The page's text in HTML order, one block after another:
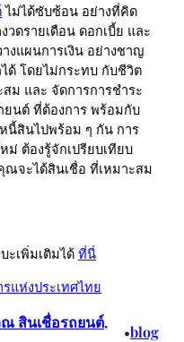
ไม่ได้ซับซ้อน อย่างที่คิด
ดรายเดือน ดอกเบี้ย และ
งแผนการเงิน อย่างชาญ
ด้ โดยไม่กระทบ กับชีวิต
ม และ จัดการการชำระ
ยนต์ ที่ต้องการ พร้อมกับ
นี้สินไปพร้อม ๆ กัน การ
ต้องรู้จักเปรียบเทียบ
จะได้สินเชื่อ ที่เหมาะสม
ะเพิ่มเติมได้ ที่นี่
แห่งประเทศไทย
สินเชื่อรถยนต์
•blog